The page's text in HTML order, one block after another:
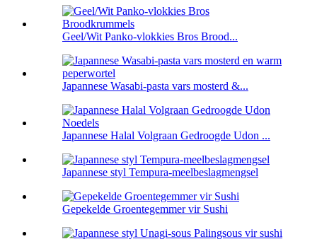
Geel/Wit Panko-vlokkies Bros Brood...
Japannese Wasabi-pasta vars mosterd &...
Japannese Halal Volgraan Gedroogde Udon ...
Japannese styl Tempura-meelbeslagmengsel
Gepekelde Groentegemmer vir Sushi